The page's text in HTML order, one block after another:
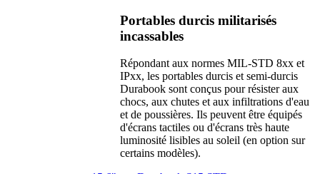
Portables durcis militarisés
incassables
Répondant aux normes MIL-STD 8xx et
IPxx, les portables durcis et semi-durcis
Durabook sont conçus pour résister aux
chocs, aux chutes et aux infiltrations d'eau
et de poussières. Ils peuvent être équipés
d'écrans tactiles ou d'écrans très haute
luminosité lisibles au soleil (en option sur
certains modèles).